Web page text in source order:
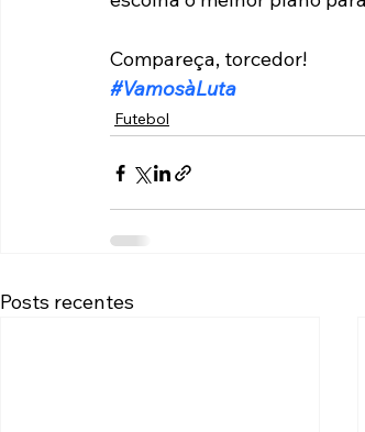
Compareça, torcedor!
#VamosàLuta
Futebol
Posts recentes